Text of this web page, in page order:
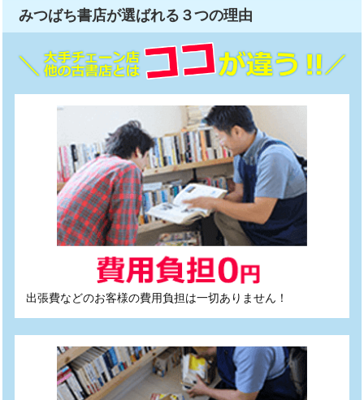
みつばち書店が選ばれる ３つの理由
出張費などのお客様の費用負担は一切ありません！